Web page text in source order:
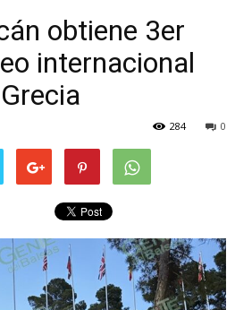
obtiene 3er
internacional
0
284